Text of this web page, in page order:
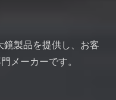
鏡製品を提供し、お客
メーカーです。